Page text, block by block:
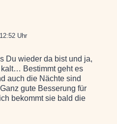
Uhr
Du wieder da bist und ja,
Bestimmt geht es
auch die Nächte sind
gute Besserung für
bekommt sie bald die